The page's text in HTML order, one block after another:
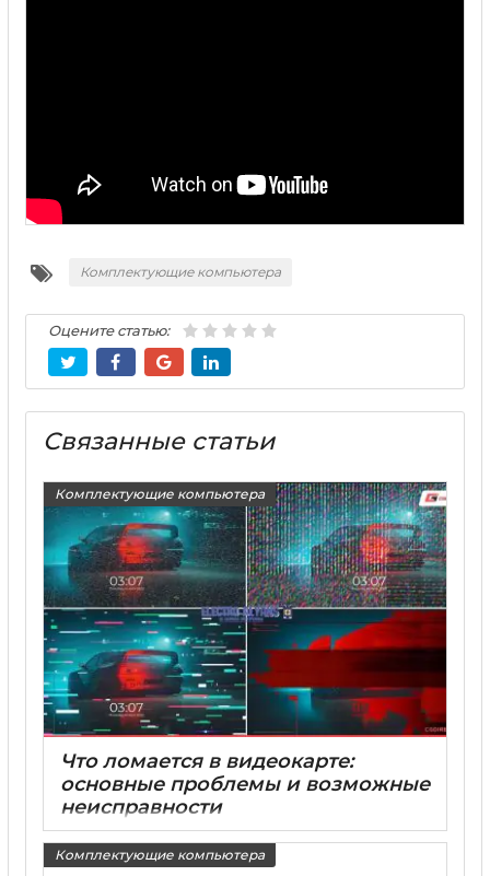
Комплектующие компьютера
Оцените статью:
Связанные статьи
Комплектующие компьютера
Что ломается в видеокарте:
основные проблемы и возможные
неисправности
Комплектующие компьютера